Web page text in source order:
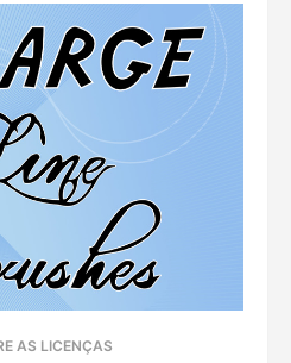
AS LICENÇAS